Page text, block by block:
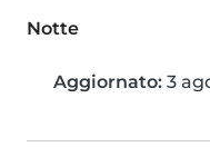
Notte
Aggiornato: 3